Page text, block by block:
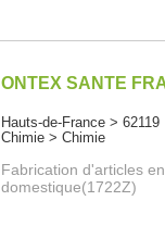
ONTEX SANTE
Hauts-de-France >
Chimie > Chimie
Fabrication d'articles
domestique(1722Z)